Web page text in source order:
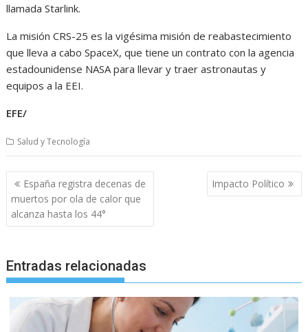
llamada Starlink.
La misión CRS-25 es la vigésima misión de reabastecimiento
que lleva a cabo SpaceX, que tiene un contrato con la agencia
estadounidense NASA para llevar y traer astronautas y
equipos a la EEI.
EFE/
Salud y Tecnología
Navegación
de
entradas
España registra decenas de
muertos por ola de calor que
alcanza hasta los 44°
Impacto Político
Entradas relacionadas